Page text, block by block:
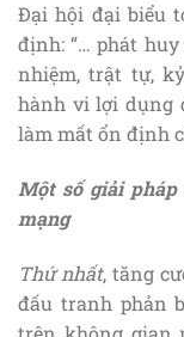
Đại hội đại biểu
định: “… phát
nhiệm, trật tự,
hành vi lợi dụng
làm mất ổn định
Một số giải pháp
mạng
Thứ nhất, tăng
đấu tranh phản